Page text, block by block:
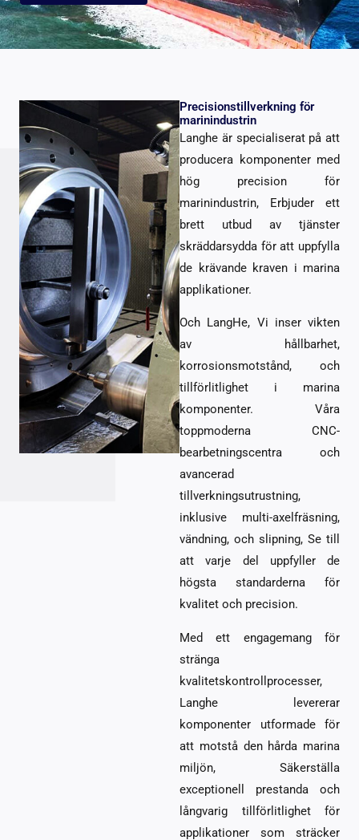
Precisionstillverkning för
marinindustrin
Langhe är specialiserat på att
producera komponenter med
hög precision för
marinindustrin, Erbjuder ett
brett utbud av tjänster
skräddarsydda för att uppfylla
de krävande kraven i marina
applikationer.
Och LangHe, Vi inser vikten
av hållbarhet,
korrosionsmotstånd, och
tillförlitlighet i marina
komponenter. Våra
toppmoderna CNC-
bearbetningscentra och
avancerad
tillverkningsutrustning,
inklusive multi-axelfräsning,
vändning, och slipning, Se till
att varje del uppfyller de
högsta standarderna för
kvalitet och precision.
Med ett engagemang för
stränga
kvalitetskontrollprocesser,
Langhe levererar
komponenter utformade för
att motstå den hårda marina
miljön, Säkerställa
exceptionell prestanda och
långvarig tillförlitlighet för
applikationer som sträcker